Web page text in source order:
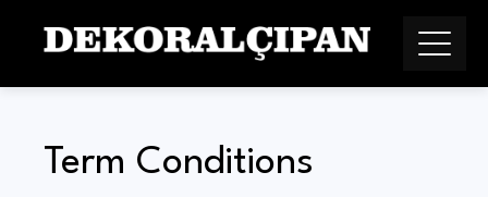
Term Conditions